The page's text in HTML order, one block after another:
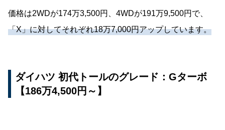
価格は2WDが174万3,500円、4WDが191万9,500円で、
「X」に対してそれぞれ18万7,000円アップしています。
ダイハツ 初代トールのグレード：Gターボ
【186万4,500円～】